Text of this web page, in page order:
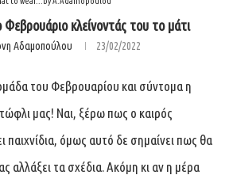
κλείνοντάς του το μάτι
Αδαμοπούλου 23/02/2022
του Φεβρουαρίου και σύντομα η
μας! Ναι, ξέρω πως ο καιρός
παιχνίδια, όμως αυτό δε σημαίνει πως θα
αλλάξει τα σχέδια. Ακόμη κι αν η μέρα